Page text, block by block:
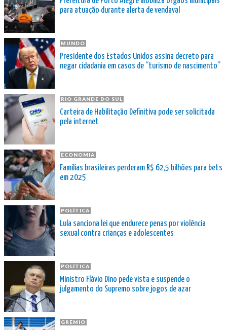
para atuação durante alerta de vendaval
MUNDO
Presidente dos Estados Unidos assina decreto para
negar cidadania em casos de “turismo de nascimento”
RIO GRANDE DO SUL
Carteira de Habilitação Definitiva pode ser solicitada
pela internet
ECONOMIA
Famílias brasileiras perderam R$ 62,5 bilhões para bets
em 2025
POLÍTICA
Lula sanciona lei que endurece penas por violência
sexual contra crianças e adolescentes
POLÍTICA
Ministro Flávio Dino pede vista e suspende o
julgamento do Supremo sobre jogos de azar
GRÊMIO